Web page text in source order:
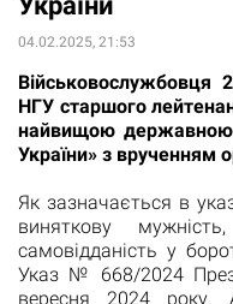
04.02.2025, 21:53
Військовослужбовця
НГУ старшого
найвищою
України» з врученням
Як зазначається в
виняткову
самовідданість у
Указ № 668/2024
вересня 2024